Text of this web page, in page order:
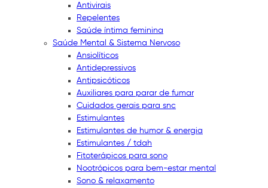
Antivirais
Repelentes
Saúde íntima feminina
Saúde Mental & Sistema Nervoso
Ansiolíticos
Antidepressivos
Antipsicóticos
Auxiliares para parar de fumar
Cuidados gerais para snc
Estimulantes
Estimulantes de humor & energia
Estimulantes / tdah
Fitoterápicos para sono
Nootrópicos para bem-estar mental
Sono & relaxamento